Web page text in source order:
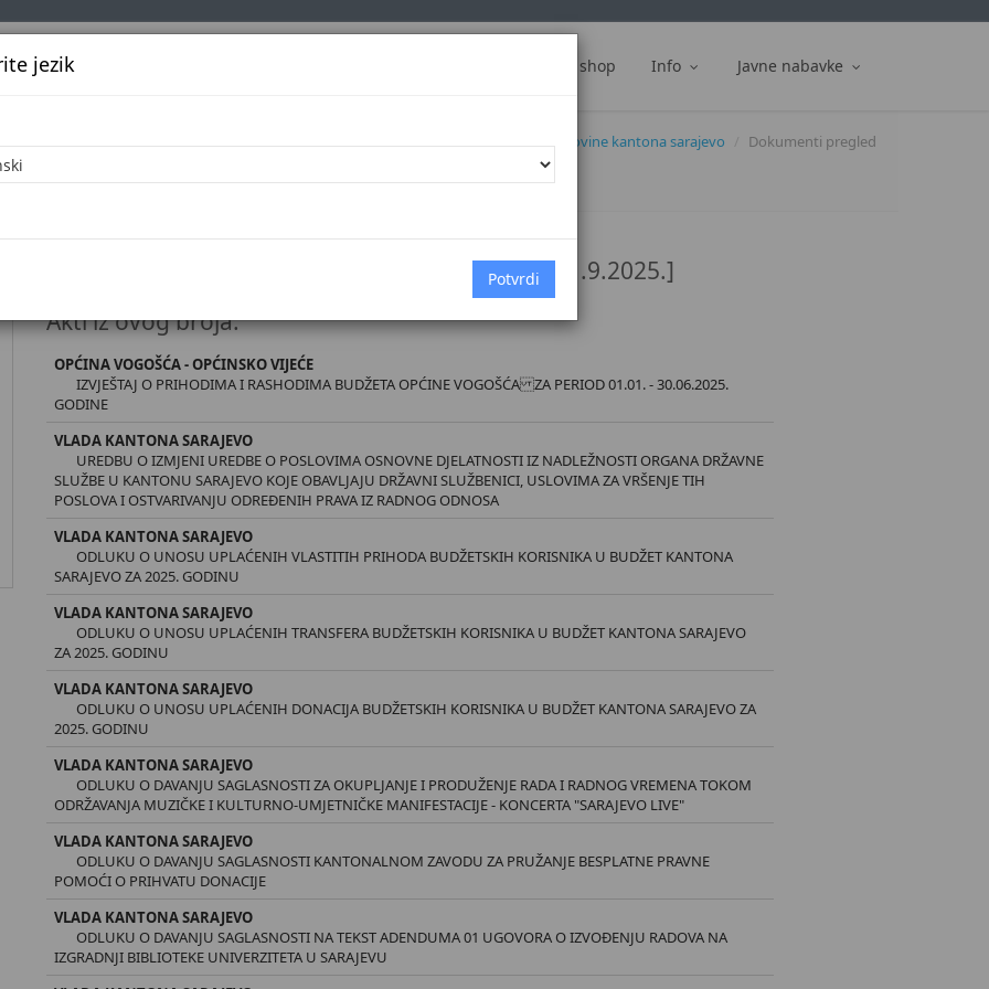
Službena glasila Web shop Info Javne nabavke
jezik
Početna Dokumenti službene novine kantona sarajevo Dokumenti pregled
Službene novine Kantona Sarajevo broj 36/25 [11.9.2025.]
Akti iz ovog broja:
OPĆINA VOGOŠĆA - OPĆINSKO VIJEĆE
IZVJEŠTAJ O PRIHODIMA I RASHODIMA BUDŽETA OPĆINE VOGOŠĆA ZA PERIOD 01.01. - 30.06.2025.
GODINE
VLADA KANTONA SARAJEVO
UREDBU O IZMJENI UREDBE O POSLOVIMA OSNOVNE DJELATNOSTI IZ NADLEŽNOSTI ORGANA DRŽAVNE
SLUŽBE U KANTONU SARAJEVO KOJE OBAVLJAJU DRŽAVNI SLUŽBENICI, USLOVIMA ZA VRŠENJE TIH
POSLOVA I OSTVARIVANJU ODREĐENIH PRAVA IZ RADNOG ODNOSA
VLADA KANTONA SARAJEVO
ODLUKU O UNOSU UPLAĆENIH VLASTITIH PRIHODA BUDŽETSKIH KORISNIKA U BUDŽET KANTONA
SARAJEVO ZA 2025. GODINU
VLADA KANTONA SARAJEVO
ODLUKU O UNOSU UPLAĆENIH TRANSFERA BUDŽETSKIH KORISNIKA U BUDŽET KANTONA SARAJEVO
ZA 2025. GODINU
VLADA KANTONA SARAJEVO
ODLUKU O UNOSU UPLAĆENIH DONACIJA BUDŽETSKIH KORISNIKA U BUDŽET KANTONA SARAJEVO ZA
2025. GODINU
VLADA KANTONA SARAJEVO
ODLUKU O DAVANJU SAGLASNOSTI ZA OKUPLJANJE I PRODUŽENJE RADA I RADNOG VREMENA TOKOM
ODRŽAVANJA MUZIČKE I KULTURNO-UMJETNIČKE MANIFESTACIJE - KONCERTA "SARAJEVO LIVE"
VLADA KANTONA SARAJEVO
ODLUKU O DAVANJU SAGLASNOSTI KANTONALNOM ZAVODU ZA PRUŽANJE BESPLATNE PRAVNE
POMOĆI O PRIHVATU DONACIJE
VLADA KANTONA SARAJEVO
ODLUKU O DAVANJU SAGLASNOSTI NA TEKST ADENDUMA 01 UGOVORA O IZVOĐENJU RADOVA NA
IZGRADNJI BIBLIOTEKE UNIVERZITETA U SARAJEVU